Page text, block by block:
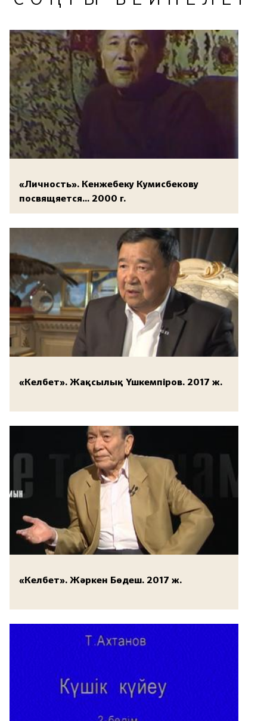
«Личность». Кенжебеку Кумисбекову
посвящяется... 2000 г.
«Келбет». Жақсылық Үшкемпіров. 2017 ж.
«Келбет». Жәркен Бөдеш. 2017 ж.